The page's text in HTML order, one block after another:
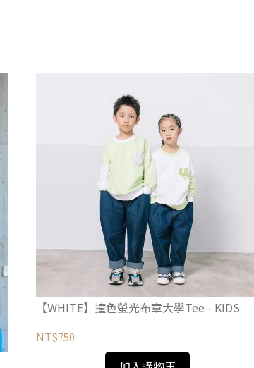
【WHITE】撞色螢光布章大學Tee - KIDS
NT$750